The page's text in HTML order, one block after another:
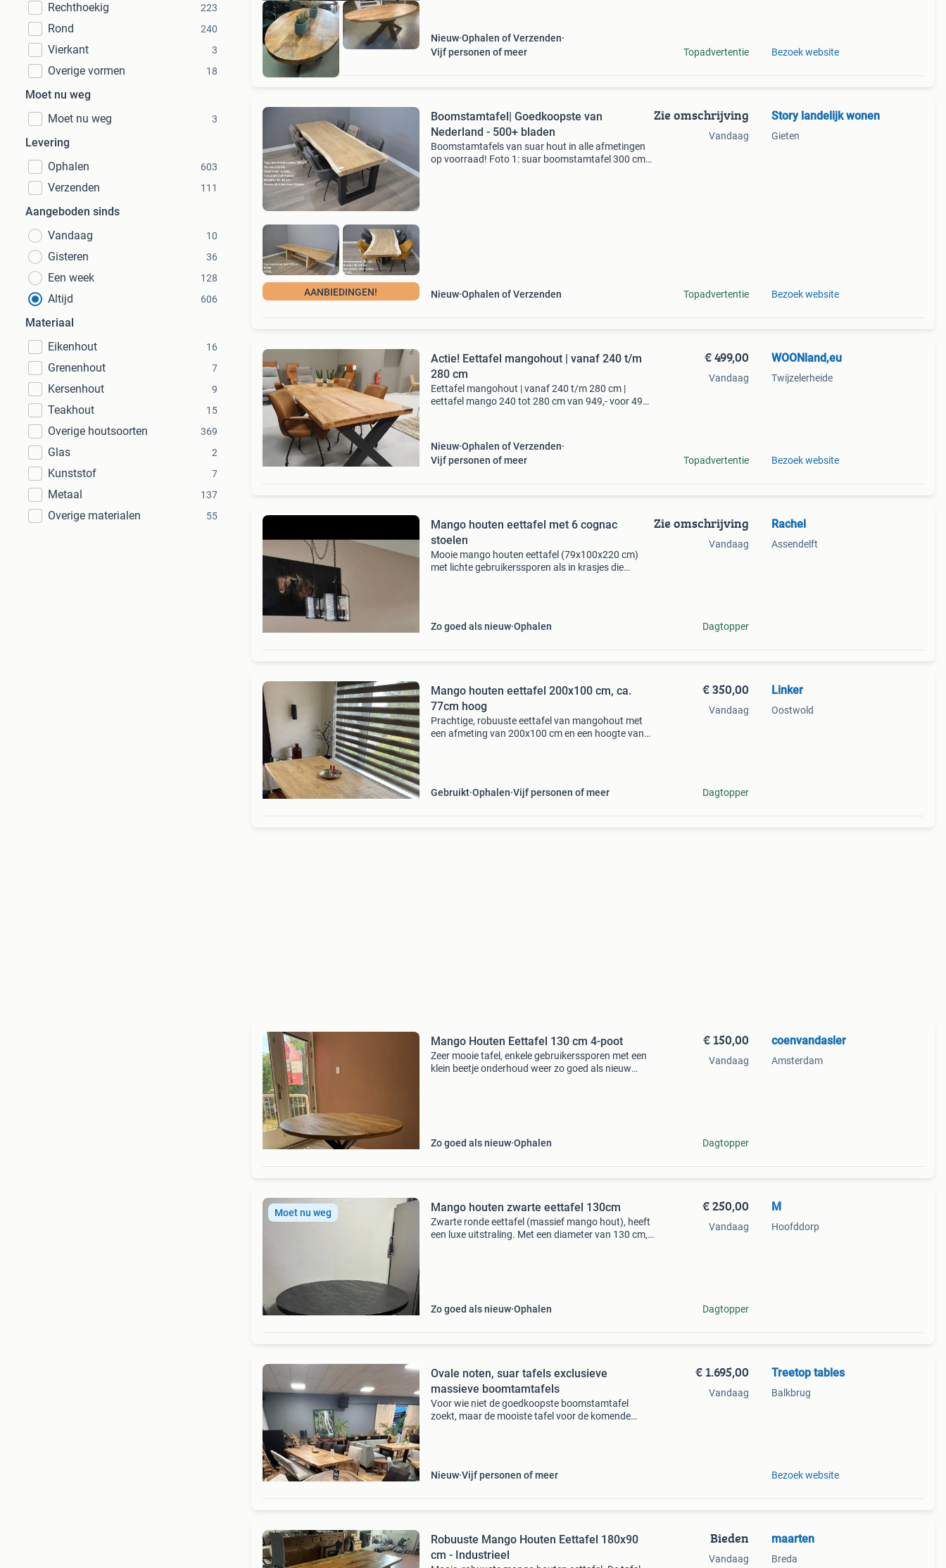
Rechthoekig 223
Rond 240
Vierkant 3
Overige vormen 18
Moet nu weg
Moet nu weg
3
Levering
Ophalen
603
Verzenden 111
Aangeboden sinds
Vandaag
10
Gisteren 36
Een week 128
Altijd 606
Materiaal
Eikenhout
16
Grenenhout 7
Kersenhout 9
Teakhout 15
Overige houtsoorten 369
Glas 2
Kunststof 7
Metaal 137
Overige materialen 55
Nieuw Ophalen of Verzenden
Vijf personen of meer
Topadvertentie Bezoek website
AANBIEDINGEN!
Boomstamtafel| Goedkoopste van
Nederland - 500+ bladen
Boomstamtafels van suar hout in alle afmetingen
op voorraad! Foto 1: suar boomstamtafel 300 cm
Nieuw Ophalen of Verzenden
Zie omschrijving
Vandaag
Topadvertentie
Story landelijk wonen
Gieten
Bezoek website
Actie! Eettafel mangohout | vanaf 240 t/m
280 cm
Eettafel mangohout | vanaf 240 t/m 280 cm |
eettafel mango 240 tot 280 cm van 949,- voor 499,-
Nieuw Ophalen of Verzenden
Vijf personen of meer
€ 499,00
Vandaag
Topadvertentie
WOONland,eu
Twijzelerheide
Bezoek website
Mango houten eettafel met 6 cognac
stoelen
Mooie mango houten eettafel (79x100x220 cm)
met lichte gebruikerssporen als in krasjes die
Zo goed als nieuw Ophalen
Zie omschrijving
Vandaag
Dagtopper
Rachel
Assendelft
Mango houten eettafel 200x100 cm, ca.
77cm hoog
Prachtige, robuuste eettafel van mangohout met
een afmeting van 200x100 cm en een hoogte van
Gebruikt Ophalen Vijf personen of meer
€ 350,00
Vandaag
Dagtopper
Linker
Oostwold
Mango Houten Eettafel 130 cm 4-poot
Zeer mooie tafel, enkele gebruikerssporen met een
klein beetje onderhoud weer zo goed als nieuw
Zo goed als nieuw Ophalen
€ 150,00
Vandaag
Dagtopper
coenvandasler
Amsterdam
Moet nu weg Mango houten zwarte eettafel 130cm
Zwarte ronde eettafel (massief mango hout), heeft
een luxe uitstraling. Met een diameter van 130 cm,
Zo goed als nieuw Ophalen
€ 250,00
Vandaag
Dagtopper
M
Hoofddorp
Ovale noten, suar tafels exclusieve
massieve boomtamtafels
Voor wie niet de goedkoopste boomstamtafel
zoekt, maar de mooiste tafel voor de komende
Nieuw Vijf personen of meer
€ 1.695,00
Vandaag
Treetop tables
Balkbrug
Bezoek website
Robuuste Mango Houten Eettafel 180x90
cm - Industrieel
Bieden
Vandaag
maarten
Breda